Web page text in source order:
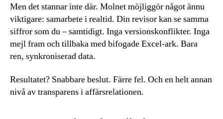
Men det stannar inte där. Molnet möjliggör något ännu
viktigare: samarbete i realtid. Din revisor kan se samma
siffror som du – samtidigt. Inga versionskonflikter. Inga
mejl fram och tillbaka med bifogade Excel-ark. Bara
ren, synkroniserad data.
Resultatet? Snabbare beslut. Färre fel. Och en helt annan
nivå av transparens i affärsrelationen.